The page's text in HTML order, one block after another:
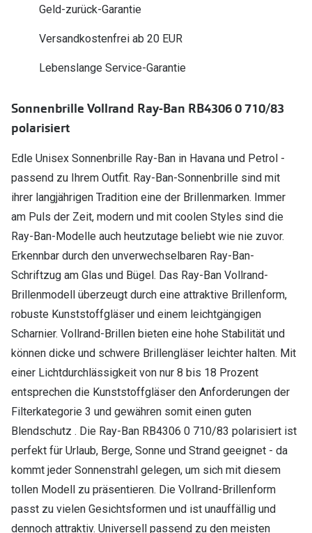
Glasveredelungen
Brillenglas Typen
Transitions Gläser
Zubehör
Brillenbügel
Brillenetuis
Brillenkettchen
Brillen 2
Geld-zurück-Garantie
Versandkostenfrei ab 20 EUR
Lebenslange Service-Garantie
Sonnenbrille Vollrand Ray-Ban RB4306 0 710/83
polarisiert
Edle Unisex Sonnenbrille Ray-Ban in Havana und Petrol -
passend zu Ihrem Outfit. Ray-Ban-Sonnenbrille sind mit
ihrer langjährigen Tradition eine der Brillenmarken. Immer
am Puls der Zeit, modern und mit coolen Styles sind die
Ray-Ban-Modelle auch heutzutage beliebt wie nie zuvor.
Erkennbar durch den unverwechselbaren Ray-Ban-
Schriftzug am Glas und Bügel. Das Ray-Ban Vollrand-
Brillenmodell überzeugt durch eine attraktive Brillenform,
robuste Kunststoffgläser und einem leichtgängigen
Scharnier. Vollrand-Brillen bieten eine hohe Stabilität und
können dicke und schwere Brillengläser leichter halten. Mit
einer Lichtdurchlässigkeit von nur 8 bis 18 Prozent
entsprechen die Kunststoffgläser den Anforderungen der
Filterkategorie 3 und gewähren somit einen guten
Blendschutz . Die Ray-Ban RB4306 0 710/83 polarisiert ist
perfekt für Urlaub, Berge, Sonne und Strand geeignet - da
kommt jeder Sonnenstrahl gelegen, um sich mit diesem
tollen Modell zu präsentieren. Die Vollrand-Brillenform
passt zu vielen Gesichtsformen und ist unauffällig und
dennoch attraktiv. Universell passend zu den meisten